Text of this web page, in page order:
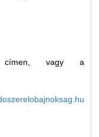
címen, vagy a